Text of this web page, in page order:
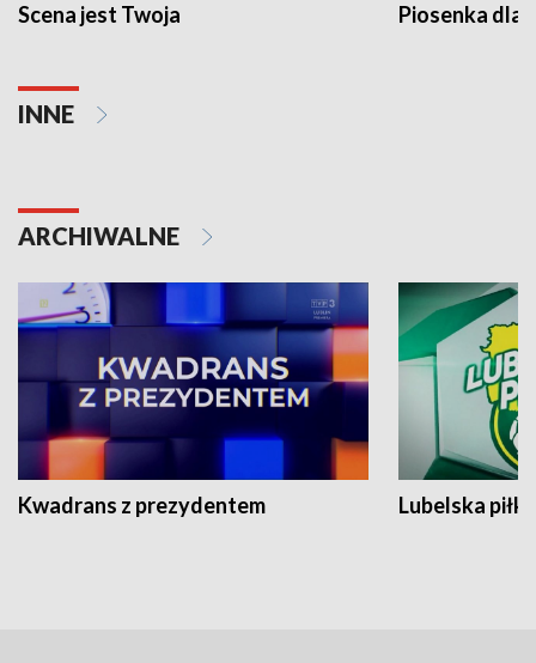
Scena jest Twoja Piosenka dla
INNE
ARCHIWALNE
Kwadrans z prezydentem Lubelska piłka